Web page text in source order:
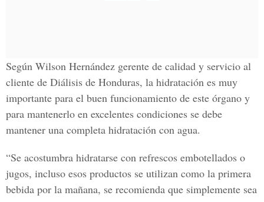
Según Wilson Hernández gerente de calidad y servicio al
cliente de Diálisis de Honduras, la hidratación es muy
importante para el buen funcionamiento de este órgano y
para mantenerlo en excelentes condiciones se debe
mantener una completa hidratación con agua.
“Se acostumbra hidratarse con refrescos embotellados o
jugos, incluso esos productos se utilizan como la primera
bebida por la mañana, se recomienda que simplemente sea